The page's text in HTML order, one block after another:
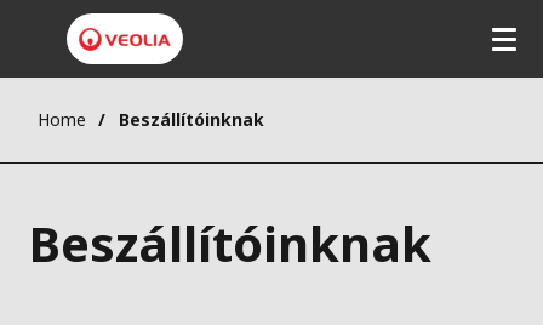
Home Beszállítóinknak
Beszállítóinknak